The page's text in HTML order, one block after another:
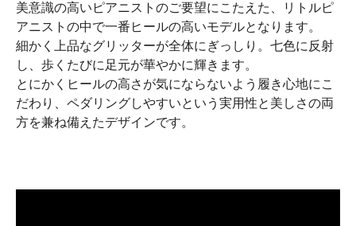
美意識の高いピアニストのご要望にこたえた、リトルピ
アニストの中で一番ヒールの高いモデルとなります。
細かく上品なグリッターが全体にぎっしり。七色に反射
し、歩くたびに足元が華やかに輝きます。
とにかくヒールの高さが気にならないよう履き心地にこ
だわり、ペダリングしやすいという実用性と美しさの両
方を兼ね備えたデザインです。